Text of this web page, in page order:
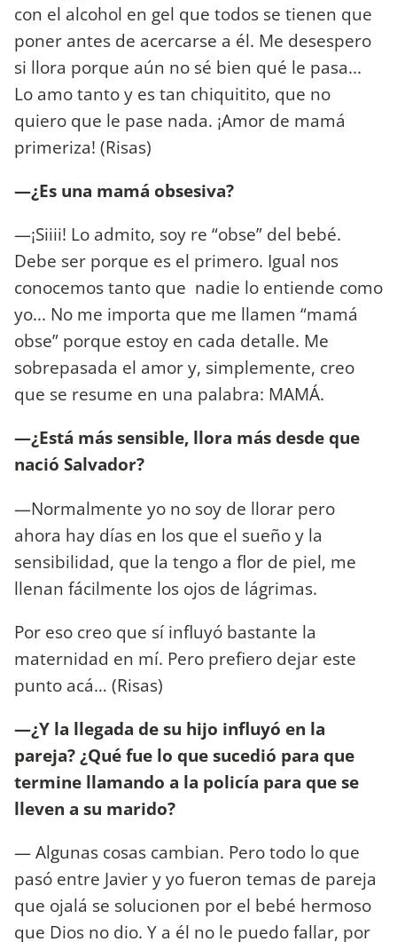
con el alcohol en gel que todos se tienen que
poner antes de acercarse a él. Me desespero
si llora porque aún no sé bien qué le pasa...
Lo amo tanto y es tan chiquitito, que no
quiero que le pase nada. ¡Amor de mamá
primeriza! (Risas)
—¿Es una mamá obsesiva?
—¡Siiii! Lo admito, soy re “obse” del bebé.
Debe ser porque es el primero. Igual nos
conocemos tanto que nadie lo entiende como
yo... No me importa que me llamen “mamá
obse” porque estoy en cada detalle. Me
sobrepasada el amor y, simplemente, creo
que se resume en una palabra: MAMÁ.
—¿Está más sensible, llora más desde que
nació Salvador?
—Normalmente yo no soy de llorar pero
ahora hay días en los que el sueño y la
sensibilidad, que la tengo a flor de piel, me
llenan fácilmente los ojos de lágrimas.
Por eso creo que sí influyó bastante la
maternidad en mí. Pero prefiero dejar este
punto acá… (Risas)
—¿Y la llegada de su hijo influyó en la
pareja? ¿Qué fue lo que sucedió para que
termine llamando a la policía para que se
lleven a su marido?
— Algunas cosas cambian. Pero todo lo que
pasó entre Javier y yo fueron temas de pareja
que ojalá se solucionen por el bebé hermoso
que Dios no dio. Y a él no le puedo fallar, por